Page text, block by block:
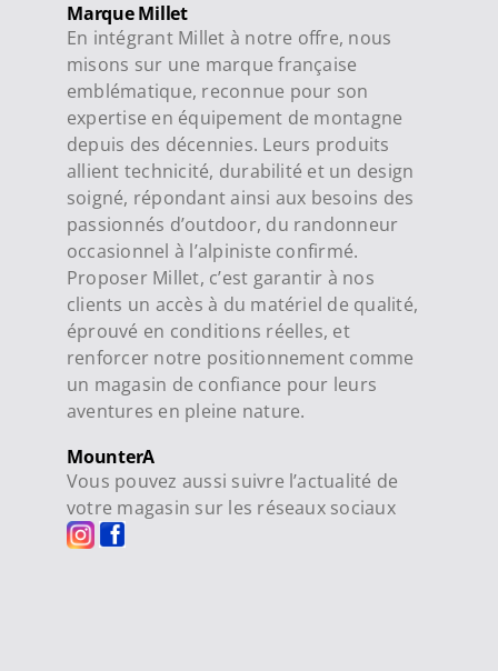
Marque Millet
En intégrant Millet à notre offre, nous
misons sur une marque française
emblématique, reconnue pour son
expertise en équipement de montagne
depuis des décennies. Leurs produits
allient technicité, durabilité et un design
soigné, répondant ainsi aux besoins des
passionnés d’outdoor, du randonneur
occasionnel à l’alpiniste confirmé.
Proposer Millet, c’est garantir à nos
clients un accès à du matériel de qualité,
éprouvé en conditions réelles, et
renforcer notre positionnement comme
un magasin de confiance pour leurs
aventures en pleine nature.
MounterA
Vous pouvez aussi suivre l’actualité de
votre magasin sur les réseaux sociaux